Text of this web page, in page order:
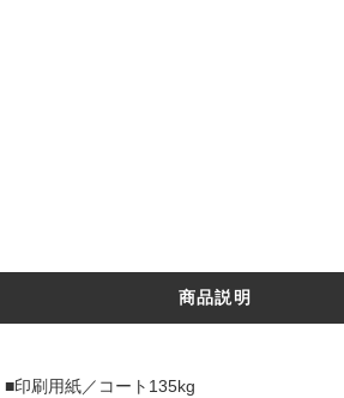
商品説明
■印刷用紙／コート135kg